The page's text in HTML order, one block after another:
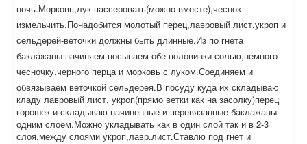
ночь.Морковь,лук пассеровать(можно вместе),чеснок
измельчить.Понадобится молотый перец,лавровый лист,укроп и
сельдерей-веточки должны быть длинные.Из по гнета
баклажаны начиняем-посыпаем обе половинки солью,немного
чесночку,черного перца и морковь с луком.Соединяем и
обвязываем веточкой сельдерея.В посуду куда их складываю
кладу лавровый лист, укроп(прямо ветки как на засолку)перец
горошек и складываю начиненные и перевязанные баклажаны
одним слоем.Можно укладывать как в один слой так и в 2-3
слоя,между слоями укроп,лавр.лист.Ставлю под гнет и